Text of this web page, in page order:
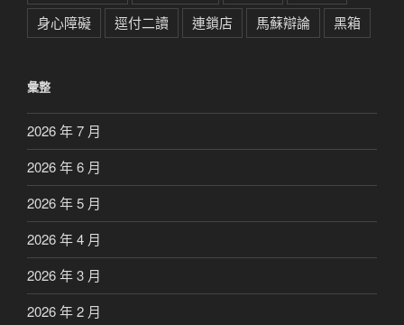
身心障礙
逕付二讀 連鎖店 馬蘇辯論 黑箱
彙整
2026 年 7 月
2026 年 6 月
2026 年 5 月
2026 年 4 月
2026 年 3 月
2026 年 2 月